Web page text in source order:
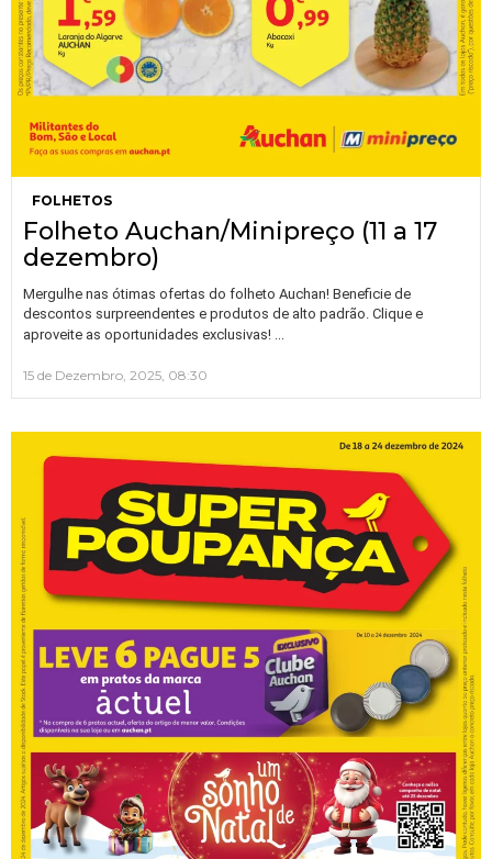
FOLHETOS
Folheto Auchan/Minipreço (11 a 17
dezembro)
Mergulhe nas ótimas ofertas do folheto Auchan! Beneficie de
descontos surpreendentes e produtos de alto padrão. Clique e
aproveite as oportunidades exclusivas!
15 de Dezembro, 2025, 08:30